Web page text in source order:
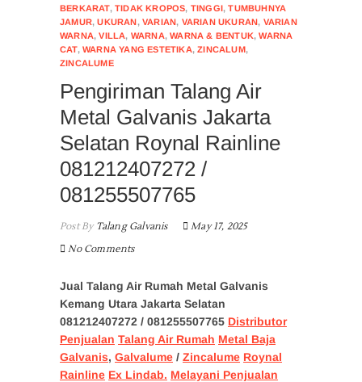
BERKARAT,TIDAK KROPOS, TINGGI,TUMBUHNYA
JAMUR,UKURAN,VARIAN, VARIAN UKURAN, VARIAN
WARNA,VILLA, WARNA,WARNA & BENTUK,WARNA
CAT,WARNA YANG ESTETIKA,ZINCALUM,
ZINCALUME
Pengiriman Talang Air
Metal Galvanis Jakarta
Selatan Roynal Rainline
081212407272 /
081255507765
Post ByTalang Galvanis
May 17, 2025
No Comments
Jual Talang Air Rumah Metal Galvanis
Kemang Utara Jakarta Selatan
081212407272 / 081255507765 Distributor
Penjualan Talang Air Rumah Metal Baja
Galvanis, Galvalume / Zincalume Roynal
Rainline Ex Lindab. Melayani Penjualan